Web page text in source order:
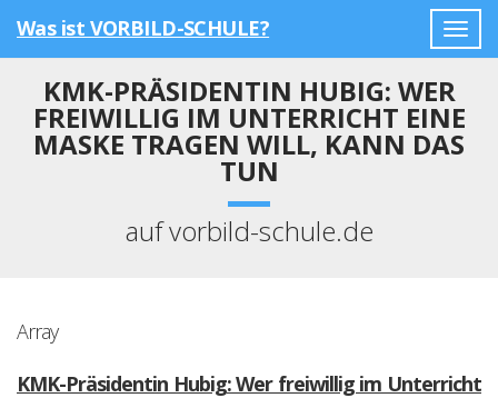
Was ist VORBILD-SCHULE?
KMK-PRÄSIDENTIN HUBIG: WER
FREIWILLIG IM UNTERRICHT EINE
MASKE TRAGEN WILL, KANN DAS
TUN
auf vorbild-schule.de
Array
KMK-Präsidentin Hubig: Wer freiwillig im Unterricht